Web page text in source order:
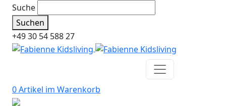
Suche
Suchen
+49 30 54 588 27
0 Artikel im Warenkorb